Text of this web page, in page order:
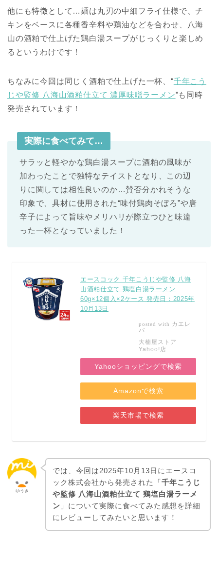
他にも特徴として…麺は丸刃の中細フライ仕様で、チ
キンをベースに各種香辛料や鶏油などを合わせ、八海
山の酒粕で仕上げた鶏白湯スープがじっくりと楽しめ
るというわけです！
ちなみに今回は同じく酒粕で仕上げた一杯、“千年こう
じや監修 八海山酒粕仕立て 濃厚味噌ラーメン”も同時
発売されています！
実際に食べてみて…
サラッと軽やかな鶏白湯スープに酒粕の風味が
加わったことで独特なテイストとなり、この辺
りに関しては相性良いのか…賛否分かれそうな
印象で、具材に使用された“味付鶏肉そぼろ”や唐
辛子によって旨味やメリハリが際立つひと味違
った一杯となっていました！
エースコック 千年こうじや監修 八海
山酒粕仕立て 鶏塩白湯ラーメン
60g×12個入×2ケース 発売日：2025年
10月13日
posted with カエレ
バ
大楠屋ストア
Yahoo!店
Yahooショッピングで検索
Amazonで検索
楽天市場で検索
ゆうき
では、今回は2025年10月13日にエースコ
ック株式会社から発売された「千年こうじ
や監修 八海山酒粕仕立て 鶏塩白湯ラーメ
ン 」について実際に食べてみた感想を詳細
にレビューしてみたいと思います！